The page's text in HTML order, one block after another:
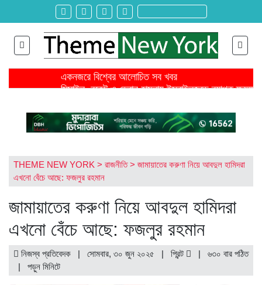
একনজরে বিশ্বের আলোচিত সব খবর
মিসাইল, রকেট ও ড্রোন হামলায় ইসরাইলজুড়ে ব্যাপক
ঐকমত্য কমিশনের বৈঠক থেকে বিএনপির ওয়াকআউট
এনসিপির সমাবেশে ছোটাছুটি, ড্রোনকে মিসাইল ভেবে গুজব
তৌকিরের সাথে সেদিন কী হয়েছিল বিমান দুর্ঘটনার আগে?
রাইসার জন্য আইসক্রিম আনতে গিয়ে বেঁচে যায় বড় বোন
বহিষ্কৃত ২ ছাত্রদল নেতা ও নিষিদ্ধ সংগঠন ছাত্রলীগ কর্মীর
THEME NEW YORK > রাজনীতি> জামায়াতের করুণা নিয়ে আবদুল হামিদরা
এখনো বেঁচে আছে: ফজলুর রহমান
জামায়াতের করুণা নিয়ে আবদুল হামিদরা
এখনো বেঁচে আছে: ফজলুর রহমান
নিজস্ব প্রতিবেদক | সোমবার, ৩০ জুন ২০২৫ | প্রিন্ট | ৬৩০ বার পঠিত
| পড়ুন মিনিটে